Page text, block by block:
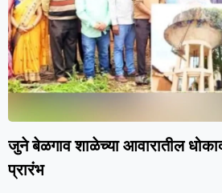
जुने बेळगाव शाळेच्या आवारातील
प्रारंभ